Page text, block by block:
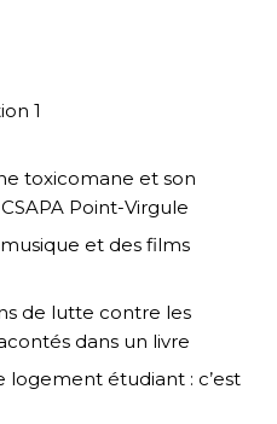
1
toxicomane et son
Point-Virgule
et des films
de lutte contre les
dans un livre
étudiant : c’est